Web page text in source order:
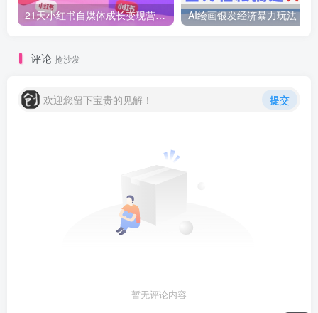
21天小红书自媒体成长变现营，高效 简单 AIGC SEO SOP
评论 抢沙发
欢迎您留下宝贵的见解！ 提交
暂无评论内容